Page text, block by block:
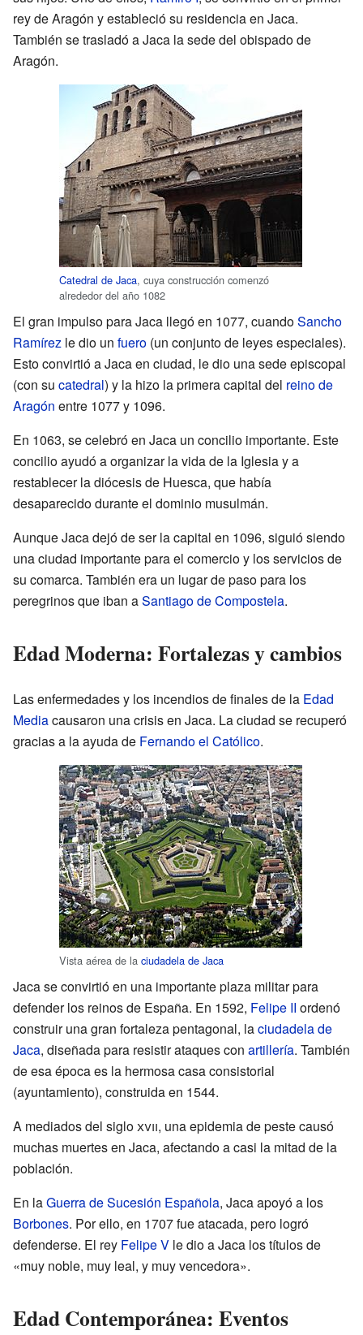
rey de Aragón y estableció su residencia en Jaca.
También se trasladó a Jaca la sede del obispado de
Aragón.
Catedral de Jaca, cuya construcción comenzó
alrededor del año 1082
El gran impulso para Jaca llegó en 1077, cuandoSancho
Ramírez le dio un fuero (un conjunto de leyes especiales).
Esto convirtió a Jaca en ciudad, le dio una sede episcopal
(con su catedral) y la hizo la primera capital del reino de
Aragón entre 1077 y 1096.
En 1063, se celebró en Jaca un concilio importante. Este
concilio ayudó a organizar la vida de la Iglesia y a
restablecer la diócesis de Huesca, que había
desaparecido durante el dominio musulmán.
Aunque Jaca dejó de ser la capital en 1096, siguió siendo
una ciudad importante para el comercio y los servicios de
su comarca. También era un lugar de paso para los
peregrinos que iban aSantiago de Compostela.
Edad Moderna: Fortalezas y cambios
Las enfermedades y los incendios de finales de la Edad
Mediacausaron una crisis en Jaca. La ciudad se recuperó
gracias a la ayuda de Fernando el Católico.
Vista aérea de la ciudadela de Jaca
Jaca se convirtió en una importante plaza militar para
defender los reinos de España. En 1592, Felipe II ordenó
construir una gran fortaleza pentagonal, laciudadela de
Jaca, diseñada para resistir ataques con artillería. También
de esa época es la hermosa casa consistorial
(ayuntamiento), construida en 1544.
A mediados del sigloxvii, una epidemia de peste causó
muchas muertes en Jaca, afectando a casi la mitad de la
población.
En laGuerra de Sucesión Española, Jaca apoyó a los
Borbones. Por ello, en 1707 fue atacada, pero logró
defenderse. El rey Felipe V le dio a Jaca los títulos de
«muy noble, muy leal, y muy vencedora».
Edad Contemporánea: Eventos